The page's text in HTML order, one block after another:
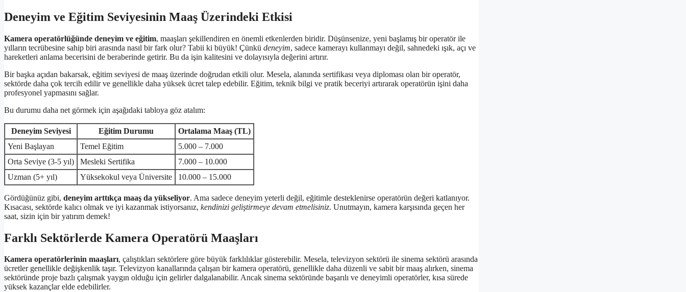
Deneyim ve Eğitim Seviyesinin Maaş Üzerindeki Etkisi
Kamera operatörlüğünde deneyim ve eğitim, maaşları şekillendiren en önemli etkenlerden biridir. Düşünsenize, yeni başlamış bir operatör ile
yılların tecrübesine sahip biri arasında nasıl bir fark olur? Tabii ki büyük! Çünkü deneyim, sadece kamerayı kullanmayı değil, sahnedeki ışık, açı ve
hareketleri anlama becerisini de beraberinde getirir. Bu da işin kalitesini ve dolayısıyla değerini artırır.
Bir başka açıdan bakarsak, eğitim seviyesi de maaş üzerinde doğrudan etkili olur. Mesela, alanında sertifikası veya diploması olan bir operatör,
sektörde daha çok tercih edilir ve genellikle daha yüksek ücret talep edebilir. Eğitim, teknik bilgi ve pratik beceriyi artırarak operatörün işini daha
profesyonel yapmasını sağlar.
Bu durumu daha net görmek için aşağıdaki tabloya göz atalım:
Deneyim Seviyesi Eğitim Durumu
Ortalama Maaş (TL)
Yeni Başlayan
Temel Eğitim
5.000 – 7.000
Orta Seviye (3-5 yıl)
Mesleki Sertifika
7.000 – 10.000
Uzman (5+ yıl)
Yüksekokul veya Üniversite 10.000 – 15.000
Gördüğünüz gibi, deneyim arttıkça maaş da yükseliyor. Ama sadece deneyim yeterli değil, eğitimle desteklenirse operatörün değeri katlanıyor.
Kısacası, sektörde kalıcı olmak ve iyi kazanmak istiyorsanız, kendinizi geliştirmeye devam etmelisiniz. Unutmayın, kamera karşısında geçen her
saat, sizin için bir yatırım demek!
Farklı Sektörlerde Kamera Operatörü Maaşları
Kamera operatörlerinin maaşları, çalıştıkları sektörlere göre büyük farklılıklar gösterebilir. Mesela, televizyon sektörü ile sinema sektörü arasında
ücretler genellikle değişkenlik taşır. Televizyon kanallarında çalışan bir kamera operatörü, genellikle daha düzenli ve sabit bir maaş alırken, sinema
sektöründe proje bazlı çalışmak yaygın olduğu için gelirler dalgalanabilir. Ancak sinema sektöründe başarılı ve deneyimli operatörler, kısa sürede
yüksek kazançlar elde edebilirler.